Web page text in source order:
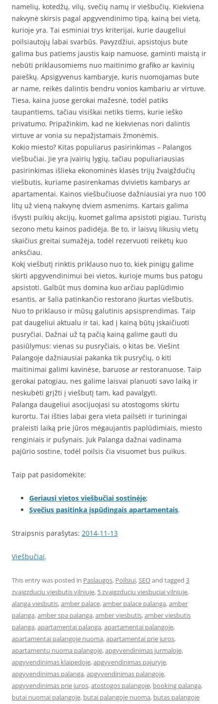
namelių, kotedžų, vilų, svečių namų ir viešbučių. Kiekviena
nakvynė skirsis pagal apgyvendinimo tipą, kainą bei vietą,
kurioje yra. Tai esminiai trys kriterijai, kurie daugeliui
poilsiautojų labai svarbūs. Pavyzdžiui, apsistojus bute
galima bus patiems jaustis kaip namuose, gaminti maistą ir
nebūti priklausomiems nuo maitinimo grafiko ar kavinių
paieškų. Apsigyvenus kambaryje, kuris nuomojamas bute
ar name, reikės dalintis bendru vonios kambariu ar virtuve.
Tiesa, kaina juose gerokai mažesnė, todėl patiks
taupantiems, tačiau visiškai netiks tiems, kurie ieško
privatumo. Pripažinkim, kad ne kiekvienas nori dalintis
virtuve ar vonia su nepažįstamais žmonėmis.
Kokio miesto? Kitas populiarus pasirinkimas – Palangos
viešbučiai. Jie yra įvairių lygių, tačiau populiariausias
pasirinkimas išlieka ekonominės klasės trijų žvaigždučių
viešbutis, kuriame pasirenkamas dvivietis kambarys ar
apartamentai. Kainos viešbučiuose dažniausiai yra nuo 100
litų už vieną nakvynę dviem asmenims. Kartais galima
išvysti puikių akcijų, kuomet galima apsistoti pigiau. Turistų
sezono metu kainos padidėja. Be to, ir laisvų likusių vietų
skaičius greitai sumažėja, todėl rezervuoti reikėtų kuo
anksčiau.
Kokį viešbutį rinktis priklauso nuo to, kiek pinigų galime
skirti apgyvendinimui bei vietos, kurioje mums bus patogu
apsistoti. Galbūt mus domina kuo arčiau paplūdimio
esantis, ar šalia patinkančio restorano įkurtas viešbutis.
Nuo to priklauso ir mūsų galutinis apsisprendimas. Taip
pat daugeliui aktualu ir tai, kad į kainą būtų įskaičiuoti
pusryčiai. Dažnai už tą pačią kainą galime gauti du
pasiūlymus: vienas su pusryčiais, o kitas be. Viešint
Palangoje dažniausiai pakanka tik pusryčių, o kiti
maitinimai galimi kavinėse, baruose ar restoranuose. Taip
gerokai patogiau, nes galime laisvai planuoti savo laiką ir
neskubėti grįžti į viešbutį tam, kad pavalgyti.
Palanga daugeliui asocijuojasi su atostogoms skirtu
kurortu. Tai išties labai gera vieta pailsėti ir turiningai
praleisti laiką prie jūros mėgaujantis paplūdimiais, miesto
renginiais ir pušynais. Juk Palanga dažnai vadinama
pajūrio sostine, todėl poilsis čia visuomet bus puikus.
Taip pat pasidomėkite:
Geriausi vietos viešbučiai sostinėje;
Svečius pasitinka įspūdingais apartamentais.
Straipsnis parašytas: 2014-11-13
Viešbučiai.
This entry was posted in Paslaugos, Poilsiui,SEOand tagged 3
zvaigzduciu viesbutis vilniuje, 5 zvaigzduciu viesbuciai vilniuje,
alanga viesbutis,amber palace,amber palace palanga,amber
palanga,amber spa palanga,amber viesbutis,amber viesbutis
palanga,apartamentai palanga,apartamentai palangoje,
apartamentai palangoje nuoma,apartamentai prie juros,
apartamentų nuoma palangoje,apgyvendinimas jurmaloje,
apgyvendinimas klaipedoje,apgyvendinimas pajuryje,
apgyvendinimas palanga,apgyvendinimas palangoje,
apgyvendinimas prie juros,atostogos palangoje, booking palanga,
butai nuomai palangoje, butai palangoje nuoma, butas palangoje